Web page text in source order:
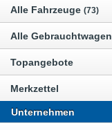
Alle Fahrzeuge (73)
Alle Gebrauchtwagen
Topangebote
Merkzettel
Unternehmen